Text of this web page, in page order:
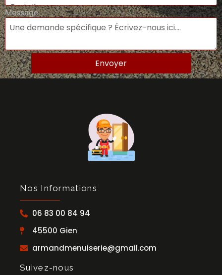
Message
Envoyer
Nos Informations
06 83 00 84 94
45500 Gien
armandmenuiserie@gmail.com
Suivez-nous